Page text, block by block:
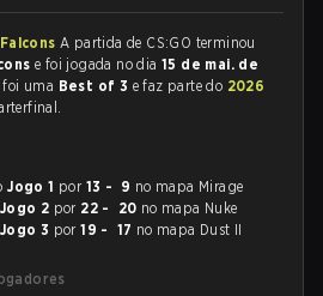
A partida de CS:GO terminou
e foi jogada no dia15 de mai. de
uma Best of 3 e faz parte do 2026
Jogo 1 por 13 - 9 no mapa Mirage
Jogo 2 por 22 - 20 no mapa Nuke
Jogo 3 por19 - 17 no mapa Dust II